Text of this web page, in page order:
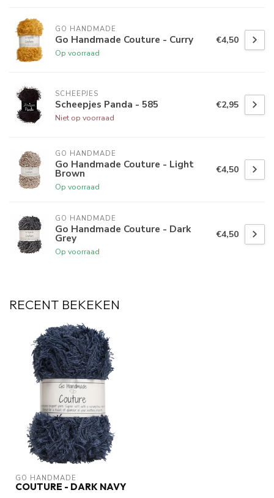
GO HANDMADE
Go Handmade Couture - Curry
Op voorraad
€4,50
SCHEEPJES
Scheepjes Panda - 585
Niet op voorraad
€2,95
GO HANDMADE
Go Handmade Couture - Light
Brown
Op voorraad
€4,50
GO HANDMADE
Go Handmade Couture - Dark
Grey
Op voorraad
€4,50
RECENT BEKEKEN
GO HANDMADE
COUTURE - DARK NAVY